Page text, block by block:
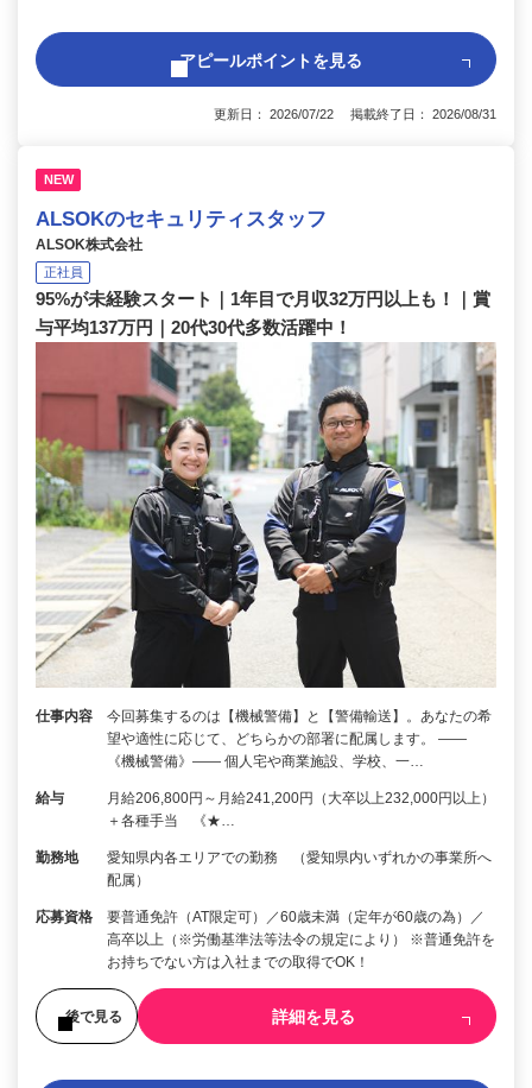
アピールポイントを見る
更新日： 2026/07/22 掲載終了日： 2026/08/31
NEW
ALSOKのセキュリティスタッフ
ALSOK株式会社
正社員
95%が未経験スタート｜1年目で月収32万円以上も！｜賞
与平均137万円｜20代30代多数活躍中！
仕事内容
今回募集するのは【機械警備】と【警備輸送】。あなたの希
望や適性に応じて、どちらかの部署に配属します。 ――
《機械警備》―― 個人宅や商業施設、学校、一…
給与
月給206,800円～月給241,200円（大卒以上232,000円以上）
＋各種手当 《★…
勤務地
愛知県内各エリアでの勤務 （愛知県内いずれかの事業所へ
配属）
応募資格
要普通免許（AT限定可）／60歳未満（定年が60歳の為）／
高卒以上（※労働基準法等法令の規定により） ※普通免許を
お持ちでない方は入社までの取得でOK！
後で見る 詳細を見る